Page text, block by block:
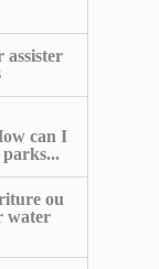
assister
can I
ou
water